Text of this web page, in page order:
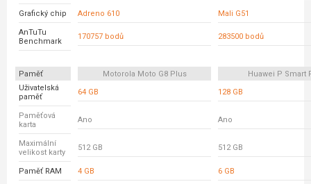
Grafický chip Adreno 610 Mali G51
AnTuTu
Benchmark
170757 bodů 283500 bodů
Paměť Motorola Moto G8 Plus
Huawei P Smart
Uživatelská
paměť
64 GB 128 GB
Paměťová
karta
Ano Ano
Maximální
velikost karty
512 GB 512 GB
Paměť RAM 4 GB 6 GB